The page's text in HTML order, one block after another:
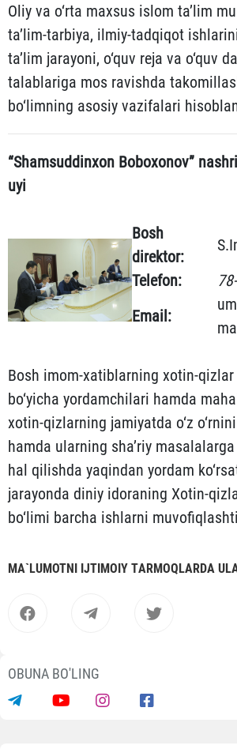
Oliy va o‘rta maxsus islom ta’lim
ta’lim-tarbiya, ilmiy-tadqiqot
ta’lim jarayoni, o‘quv reja va o‘quv
talablariga mos ravishda
bo‘limning asosiy vazifalari
“Shamsuddinxon Boboxonov”
uyi
Bosh
direktor:
Telefon:
Email:
Bosh imom-xatiblarning xotin-
bo‘yicha yordamchilari hamda
xotin-qizlarning jamiyatda o‘z
hamda ularning sha’riy
hal qilishda yaqindan yordam
jarayonda diniy idoraning Xotin-
bo‘limi barcha ishlarni
MА`LUMOTNI IJTIMOIY TАRMOQLАRDА
OBUNA BO'LING